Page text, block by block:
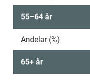
55–64 år
Andelar (%)
65+ år